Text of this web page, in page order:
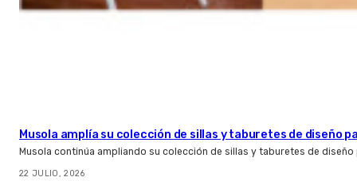
Musola amplía su colección de sillas y taburetes de diseño
Musola continúa ampliando su colección de sillas y taburetes de
22 JULIO, 2026